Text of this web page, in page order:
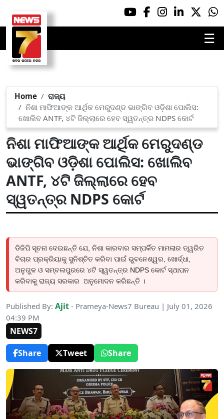
☰
Home
ରାଜ୍ୟ
ନିଶା ମାଫିଆଙ୍କ ଆର୍ଥିକ ମେରୁଦଣ୍ଡ ଭାଙ୍ଗିବ ଓଡ଼ିଶା ପୋଲିସ:
ଖୋଲିବ ANTF, ୪ଟି ଜିଲ୍ଲାରେ ହେବ ସ୍ୱତନ୍ତ୍ର NDPS କୋର୍ଟ
ନିଶା ମାଫିଆଙ୍କ ଆର୍ଥିକ ମେରୁଦଣ୍ଡ
ଭାଙ୍ଗିବ ଓଡ଼ିଶା ପୋଲିସ: ଖୋଲିବ
ANTF, ୪ଟି ଜିଲ୍ଲାରେ ହେବ
ସ୍ୱତନ୍ତ୍ର NDPS କୋର୍ଟ
ଡିଜିପି ସୂଚନା ଦେଇଛନ୍ତି ଯେ, ନିଶା କାରବାର ସମ୍ପର୍କିତ ମାମଲାର ତ୍ୱରିତ
ବିଚାର ପ୍ରକ୍ରିୟାକୁ ସୁନିଶ୍ଚିତ କରିବା ପାଇଁ ଭୁବନେଶ୍ୱର, ଖୋର୍ଦ୍ଧା,
ଅନୁଗୁଳ ଓ ସମ୍ବଲପୁରରେ ୪ଟି ସ୍ୱତନ୍ତ୍ର NDPS କୋର୍ଟ ସ୍ଥାପନ
କରିବାକୁ ରାଜ୍ୟ ସରକାର ଅନୁମୋଦନ କରିଛନ୍ତି ।
Published By: Ajit - Prameya-News7 Bureau | July 01, 2026
04:39 PM
NEWS7
Share
Tweet Share